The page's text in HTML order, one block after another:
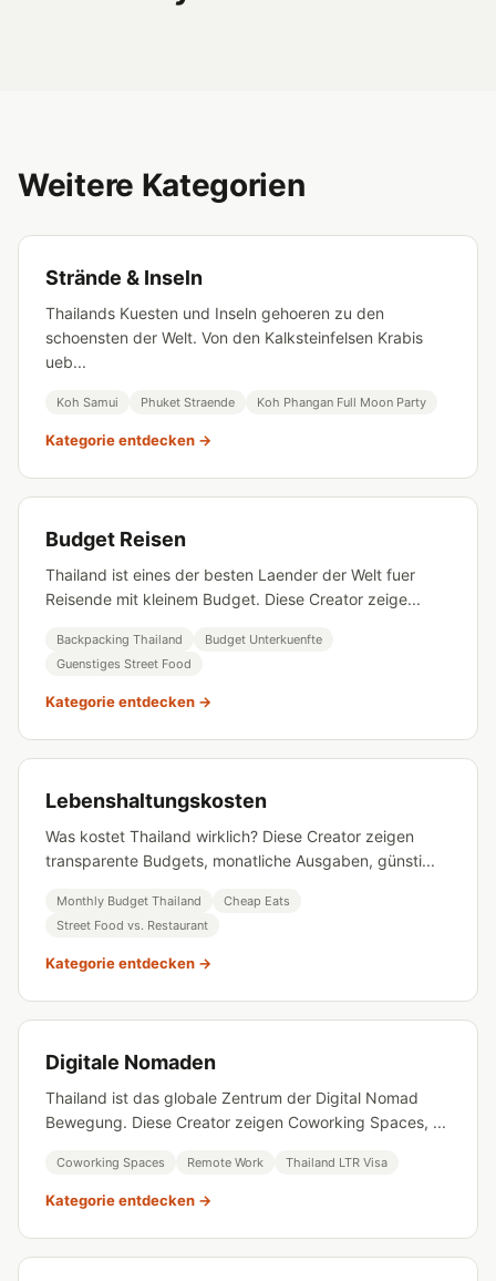
Weitere Kategorien
Strände & Inseln
Thailands Kuesten und Inseln gehoeren zu den
schoensten der Welt. Von den Kalksteinfelsen Krabis
ueb...
Koh Samui Phuket Straende Koh Phangan Full Moon Party
Kategorie entdecken →
Budget Reisen
Thailand ist eines der besten Laender der Welt fuer
Reisende mit kleinem Budget. Diese Creator zeige...
Backpacking Thailand
Budget Unterkuenfte
Guenstiges Street Food
Kategorie entdecken →
Lebenshaltungskosten
Was kostet Thailand wirklich? Diese Creator zeigen
transparente Budgets, monatliche Ausgaben, günsti...
Monthly Budget Thailand
Cheap Eats
Street Food vs. Restaurant
Kategorie entdecken →
Digitale Nomaden
Thailand ist das globale Zentrum der Digital Nomad
Bewegung. Diese Creator zeigen Coworking Spaces, ...
Coworking Spaces Remote Work Thailand LTR Visa
Kategorie entdecken →